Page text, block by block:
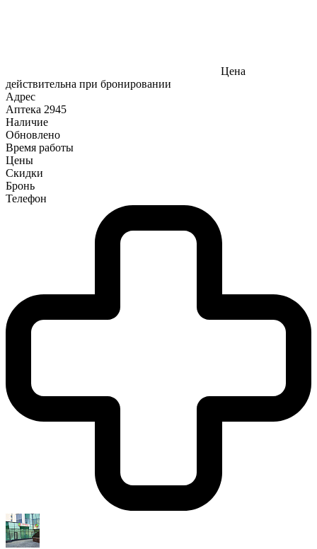
Цена
действительна при бронировании
Адрес
Аптека 2945
Наличие
Обновлено
Время работы
Цены
Скидки
Бронь
Телефон